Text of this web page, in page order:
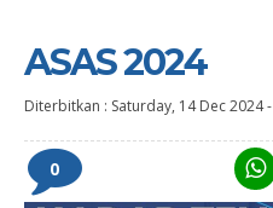
ASAS 2024
Diterbitkan : Saturday, 14 Dec 2024-
0